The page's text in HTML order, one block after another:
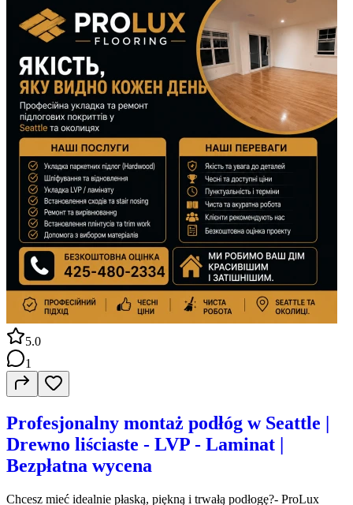
5.0
1
Profesjonalny montaż podłóg w Seattle |
Drewno liściaste - LVP - Laminat |
Bezpłatna wycena
Chcesz mieć idealnie płaską, piękną i trwałą podłogę?- ProLux